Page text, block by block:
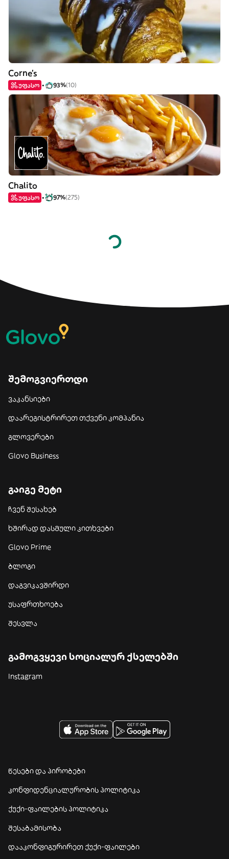
Corne's
უფასო 93%(10)
Chalito
უფასო 97%(275)
შემოგვიერთდი
ვაკანსიები
დაარეგისტრირეთ თქვენი კომპანია
გლოვერები
Glovo Business
გაიგე მეტი
ჩვენ შესახებ
ხშირად დასმული კითხვები
Glovo Prime
ბლოგი
დაგვიკავშირდი
უსაფრთხოება
შესვლა
გამოგვყევი სოციალურ ქსელებში
Instagram
წესები და პირობები
კონფიდენციალურობის პოლიტიკა
ქუქი-ფაილების პოლიტიკა
შესაბამისობა
დააკონფიგურირეთ ქუქი-ფაილები